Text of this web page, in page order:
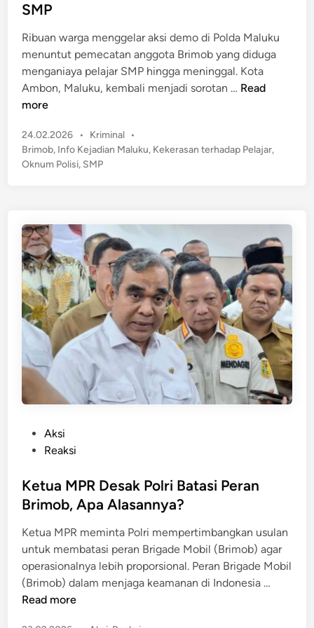
y
a
a
n
i
s
w
s
m
i
D
i
p
e
c
,
a
i
a
n
T
e
r
p
e
d
i
n
SMP
Ribuan warga menggelar aksi demo di Polda Maluku
menuntut pemecatan anggota Brimob yang diduga
menganiaya pelajar SMP hingga meninggal. Kota
Ambon, Maluku, kembali menjadi sorotan … M
h
b
a
n
W
a
r
g
a
D
e
s
c
A
n
g
g
Read
more
24.02.2026 •
P
o
s
i
n
Kriminal •
Brimob, Info Kejadian Maluku, Kekerasan terhadap Pelajar,
Oknum Polisi, SMP
t
e
i
n
Aksi
Reaksi
Ketua MPR Desak Polri Batasi Peran
Brimob, Apa Alasannya?
Ketua MPR meminta Polri mempertimbangkan usulan
untuk membatasi peran Brigade Mobil (Brimob) agar
operasionalnya lebih proporsional. Peran Brigade Mobil
(Brimob) dalam menjaga keamanan di Indonesia …
Read more